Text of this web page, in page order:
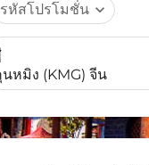
รหัสโปรโมชั่น expand_more